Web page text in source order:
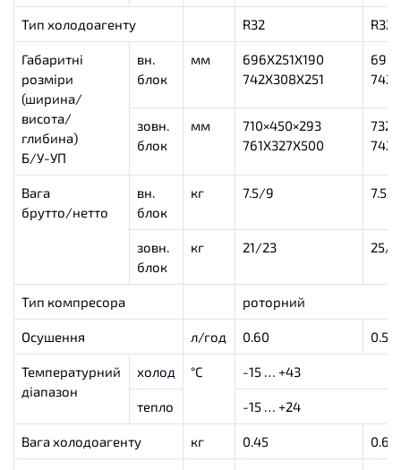
Тип холодоагенту R32 R32
Габаритні
розміри
(ширина/
висота/
глибина)
Б/У-УП
вн.
блок
мм
696X251X190
742X308X251
зовн.
блок
мм
710×450×293
761X327X500
Вага
брутто/нетто
вн.
блок
кг 7.5/9 7.5/9
зовн.
блок
кг 21/23 25/
Тип компресора роторний
Осушення л/год 0.60 0.50
Температурний
діапазон
холод °С -15 … +43
тепло -15 … +24
Вага холодоагенту кг 0.45 0.63